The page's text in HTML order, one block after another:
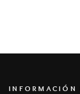
INFORMACIÓN